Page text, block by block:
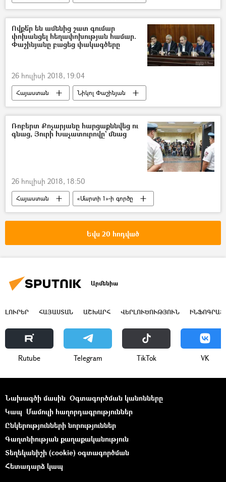
Ովքե՞ր են ամենից շատ գումար
փոխանցել հեղափոխության համար.
Փաշինյանը բացեց փակագծերը
26 հուլիսի 2018, 19:04
Հայաստան Նիկոլ Փաշինյան
Ռոբերտ Քոչարյանը հարցաքննվեց ու
գնաց, Յուրի Խաչատուրովը` մնաց
26 հուլիսի 2018, 18:50
Հայաստան «Մարտի 1»-ի գործը
Եվս 20 հոդված
Արմենիա
ԼՈՒՐԵՐ ՀԱՅԱՍՏԱՆ ԱՇԽԱՐՀ ՎԵՐԼՈՒԾՈՒԹՅՈՒՆ
Rutube Telegram ТikТоk VK
Նախագծի մասին Օգտագործման կանոնները
Կապ Մամուլի հաղորդագրություններ
Ընկերությունների նորություններ
Գաղտնիության քաղաքականություն
Տեղեկանիշի (cookie) օգտագործման
Հետադարձ կապ